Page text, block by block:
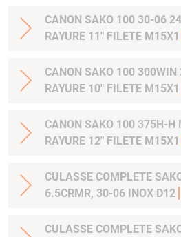
CANON SAKO 100 30-06
RAYURE 11" FILETE M15X1
CANON SAKO 100
RAYURE 10" FILETE M15X1
CANON SAKO 100 375H-H
RAYURE 12" FILETE M15X1
CULASSE COMPLETE
6.5CRMR, 30-06 INOX D12
CULASSE COMPLETE